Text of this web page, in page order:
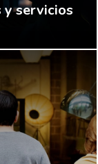
servicios